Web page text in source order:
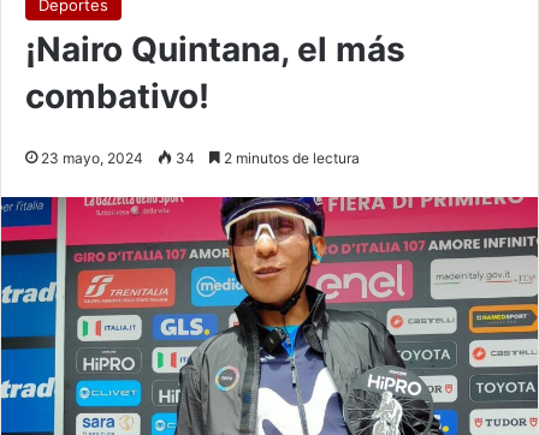
Deportes
¡Nairo Quintana, el más
combativo!
23 mayo, 2024 34 2 minutos de lectura